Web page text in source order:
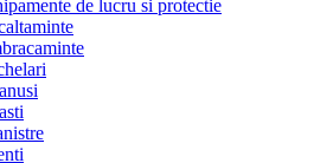
de lucru si protectie